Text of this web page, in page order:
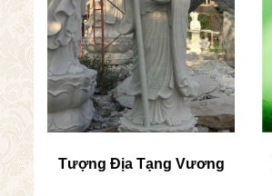
Tượng Địa Tạng Vương